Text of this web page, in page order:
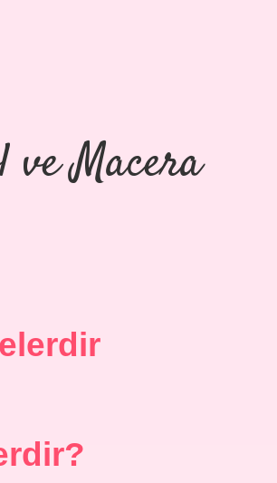
ve Macera